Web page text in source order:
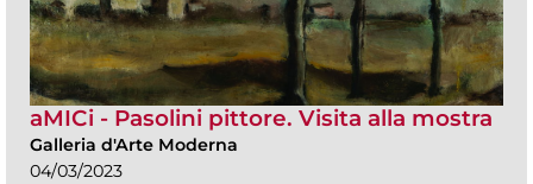
aMICi - Pasolini pittore. Visita alla mostra
Galleria d'Arte Moderna
04/03/2023